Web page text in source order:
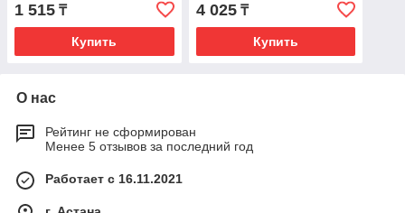
1 515 ₸
Купить
4 025₸
Купить
О нас
Рейтинг не сформирован
Менее 5 отзывов за последний год
Работает с 16.11.2021